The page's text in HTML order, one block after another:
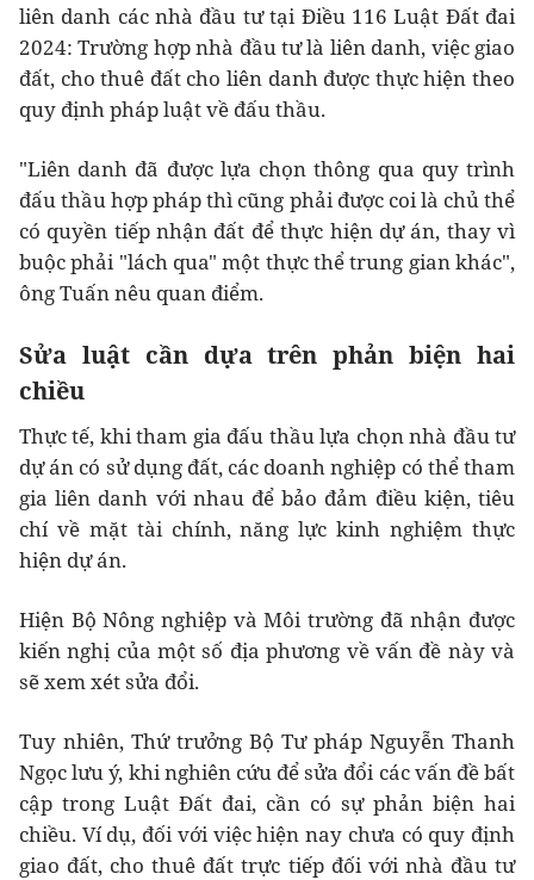
liên danh các nhà đầu tư tại Điều 116 Luật Đất đai
2024: Trường hợp nhà đầu tư là liên danh, việc giao
đất, cho thuê đất cho liên danh được thực hiện theo
quy định pháp luật về đấu thầu.
"Liên danh đã được lựa chọn thông qua quy trình
đấu thầu hợp pháp thì cũng phải được coi là chủ thể
có quyền tiếp nhận đất để thực hiện dự án, thay vì
buộc phải "lách qua" một thực thể trung gian khác",
ông Tuấn nêu quan điểm.
Sửa luật cần dựa trên phản biện hai
chiều
Thực tế, khi tham gia đấu thầu lựa chọn nhà đầu tư
dự án có sử dụng đất, các doanh nghiệp có thể tham
gia liên danh với nhau để bảo đảm điều kiện, tiêu
chí về mặt tài chính, năng lực kinh nghiệm thực
hiện dự án.
Hiện Bộ Nông nghiệp và Môi trường đã nhận được
kiến nghị của một số địa phương về vấn đề này và
sẽ xem xét sửa đổi.
Tuy nhiên, Thứ trưởng Bộ Tư pháp Nguyễn Thanh
Ngọc lưu ý, khi nghiên cứu để sửa đổi các vấn đề bất
cập trong Luật Đất đai, cần có sự phản biện hai
chiều. Ví dụ, đối với việc hiện nay chưa có quy định
giao đất, cho thuê đất trực tiếp đối với nhà đầu tư